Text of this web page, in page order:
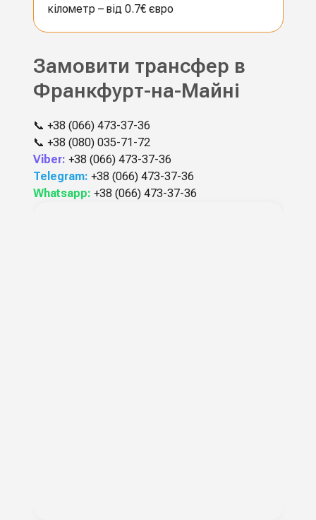
кілометр – від 0.7€ євро
Замовити трансфер в
Франкфурт-на-Майні
📞 +38 (066) 473-37-36
📞 +38 (080) 035-71-72
Viber: +38 (066) 473-37-36
Telegram: +38 (066) 473-37-36
Whatsapp: +38 (066) 473-37-36